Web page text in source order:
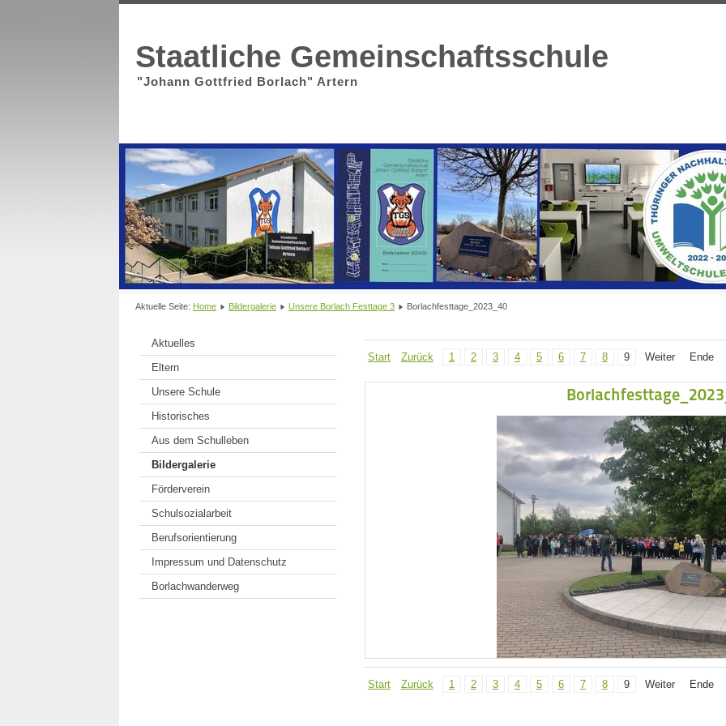
Staatliche Gemeinschaftsschule
"Johann Gottfried Borlach" Artern
Aktuelle Seite: Home Bildergalerie Unsere Borlach Festtage 3 Borlachfesttage_2023_40
Aktuelles
Eltern
Unsere Schule
Historisches
Aus dem Schulleben
Bildergalerie
Förderverein
Schulsozialarbeit
Berufsorientierung
Impressum und Datenschutz
Borlachwanderweg
Start Zurück 1 2 3 4 5 6 7 8 9 Weiter Ende
Start Zurück 1 2 3 4 5 6 7 8 9 Weiter Ende